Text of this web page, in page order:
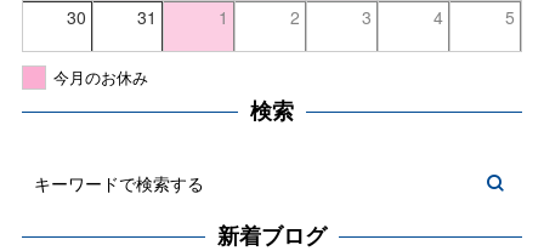
30 31 1 2 3 4 5
今月のお休み
検索
新着ブログ